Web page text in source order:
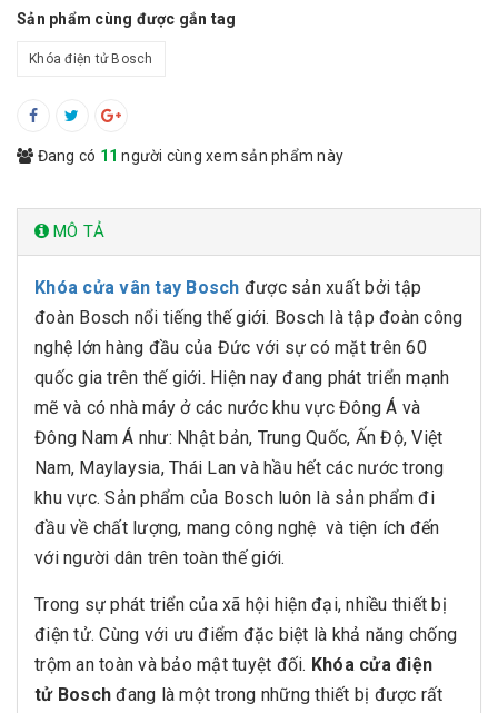
Sản phẩm cùng được gắn tag
Khóa điện tử Bosch
Đang có 11 người cùng xem sản phẩm này
MÔ TẢ
Khóa cửa vân tay Bosch được sản xuất bởi tập
đoàn Bosch nổi tiếng thế giới. Bosch là tập đoàn công
nghệ lớn hàng đầu của Đức với sự có mặt trên 60
quốc gia trên thế giới. Hiện nay đang phát triển mạnh
mẽ và có nhà máy ở các nước khu vực Đông Á và
Đông Nam Á như: Nhật bản, Trung Quốc, Ấn Độ, Việt
Nam, Maylaysia, Thái Lan và hầu hết các nước trong
khu vực. Sản phẩm của Bosch luôn là sản phẩm đi
đầu về chất lượng, mang công nghệ và tiện ích đến
với người dân trên toàn thế giới.
Trong sự phát triển của xã hội hiện đại, nhiều thiết bị
điện tử. Cùng với ưu điểm đặc biệt là khả năng chống
trộm an toàn và bảo mật tuyệt đối. Khóa cửa điện
tử Boschđang là một trong những thiết bị được rất